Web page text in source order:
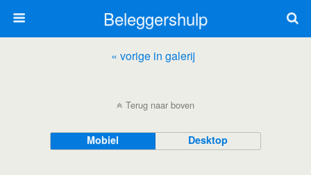
Beleggershulp
« vorige in galerij
Terug naar boven
Mobiel Desktop